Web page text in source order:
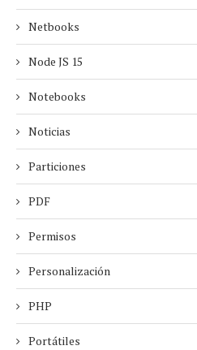
Netbooks
Node JS 15
Notebooks
Noticias
Particiones
PDF
Permisos
Personalización
PHP
Portátiles